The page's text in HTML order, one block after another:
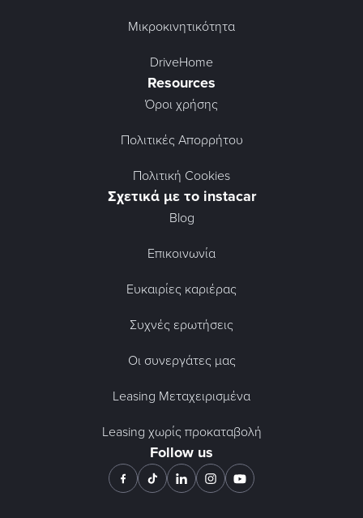
Μικροκινητικότητα
DriveHome
Resources
Όροι χρήσης
Πολιτικές Απορρήτου
Πολιτική Cookies
Σχετικά με το instacar
Blog
Επικοινωνία
Ευκαιρίες καριέρας
Συχνές ερωτήσεις
Οι συνεργάτες μας
Leasing Μεταχειρισμένα
Leasing χωρίς προκαταβολή
Follow us